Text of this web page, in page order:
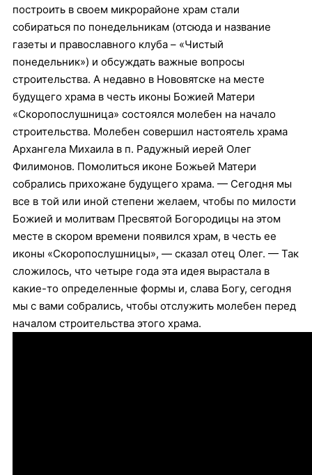
построить в своем микрорайоне храм стали
собираться по понедельникам (отсюда и название
газеты и православного клуба – «Чистый
понедельник») и обсуждать важные вопросы
строительства. А недавно в Нововятске на месте
будущего храма в честь иконы Божией Матери
«Скоропослушница» состоялся молебен на начало
строительства. Молебен совершил настоятель храма
Архангела Михаила в п. Радужный иерей Олег
Филимонов. Помолиться иконе Божьей Матери
собрались прихожане будущего храма. — Сегодня мы
все в той или иной степени желаем, чтобы по милости
Божией и молитвам Пресвятой Богородицы на этом
месте в скором времени появился храм, в честь ее
иконы «Скоропослушницы», — сказал отец Олег. — Так
сложилось, что четыре года эта идея вырастала в
какие-то определенные формы и, слава Богу, сегодня
мы с вами собрались, чтобы отслужить молебен перед
началом строительства этого храма.